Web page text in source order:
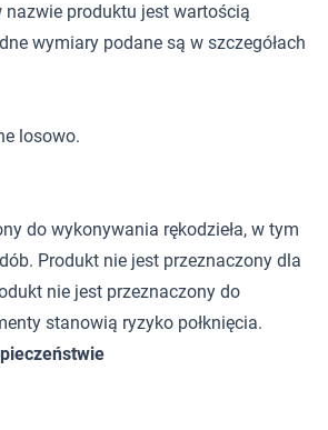
produktu jest wartością
wymiary podane są w szczegółach
losowo.
do wykonywania rękodzieła, w tym
Produkt nie jest przeznaczony dla
nie jest przeznaczony do
stanowią ryzyko połknięcia.